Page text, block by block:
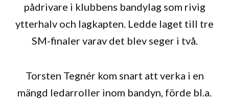
pådrivare i klubbens bandylag som rivig
ytterhalv och lagkapten. Ledde laget till tre
SM-finaler varav det blev seger i två.
Torsten Tegnér kom snart att verka i en
mängd ledarroller inom bandyn, förde bl.a.